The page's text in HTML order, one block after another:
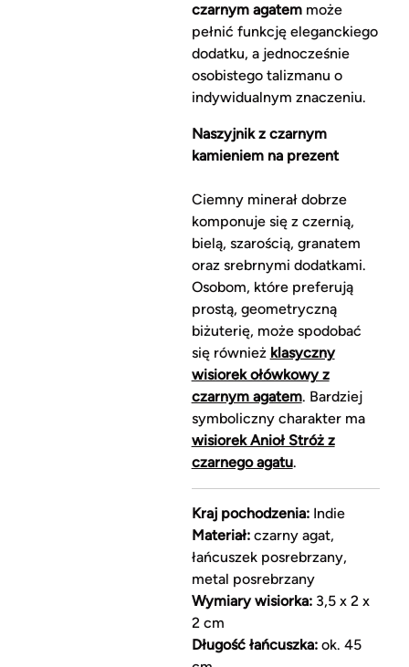
czarnym agatemmoże
pełnić funkcję eleganckiego
dodatku, a jednocześnie
osobistego talizmanu o
indywidualnym znaczeniu.
Naszyjnik z czarnym
kamieniem na prezent
Ciemny minerał dobrze
komponuje się z czernią,
bielą, szarością, granatem
oraz srebrnymi dodatkami.
Osobom, które preferują
prostą, geometryczną
biżuterię, może spodobać
się również klasyczny
wisiorek ołówkowy z
czarnym agatem. Bardziej
symboliczny charakter ma
wisiorek Anioł Stróż z
czarnego agatu.
Kraj pochodzenia:Indie
Materiał:czarny agat,
łańcuszek posrebrzany,
metal posrebrzany
Wymiary wisiorka:3,5 x 2 x
2 cm
Długość łańcuszka:ok. 45